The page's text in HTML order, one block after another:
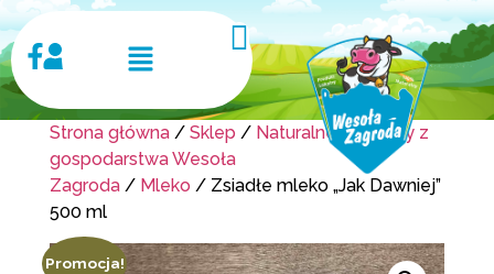
Strona główna/ Sklep / Naturalne produkty z
gospodarstwa Wesoła
Zagroda/ Mleko / Zsiadłe mleko „Jak Dawniej”
500 ml
Promocja!